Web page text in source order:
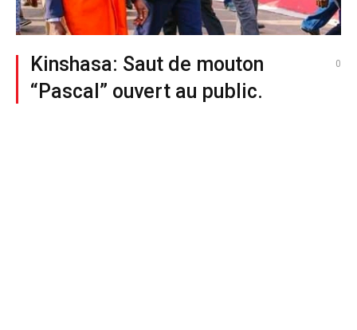
Kinshasa: Saut de mouton
“Pascal” ouvert au public.
0